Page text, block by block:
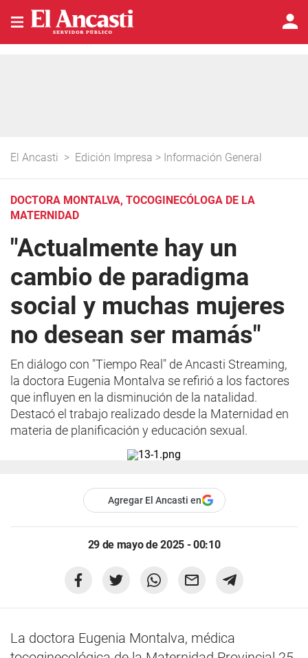
El Ancasti > Edición Impresa > Información General
DOCTORA MONTALVA, TOCOGINECÓLOGA DE LA
MATERNIDAD
"Actualmente hay un
cambio de paradigma
social y muchas mujeres
no desean ser mamás"
En diálogo con "Tiempo Real" de Ancasti Streaming,
la doctora Eugenia Montalva se refirió a los factores
que influyen en la disminución de la natalidad.
Destacó el trabajo realizado desde la Maternidad en
materia de planificación y educación sexual.
Agregar El Ancasti en
29 de mayo de 2025 - 00:10
La doctora Eugenia Montalva, médica